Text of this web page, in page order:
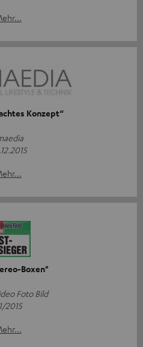
Konzept“
Boxen"
Foto Bild
2015